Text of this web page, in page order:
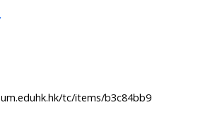
tc/items/b3c84bb9